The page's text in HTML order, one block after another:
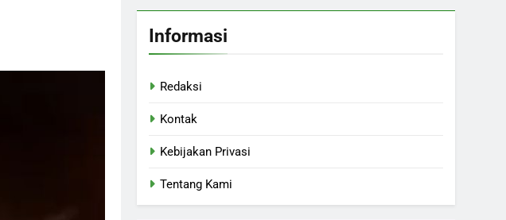
Informasi
Redaksi
Kontak
Kebijakan Privasi
Tentang Kami